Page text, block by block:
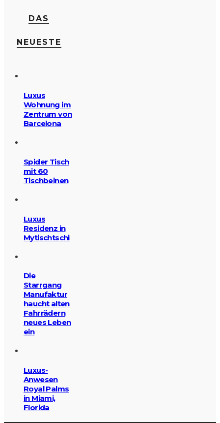
DAS
NEUESTE
Luxus
Wohnung im
Zentrum von
Barcelona
Spider Tisch
mit 60
Tischbeinen
Luxus
Residenz in
Mytischtschi
Die
Starrgang
Manufaktur
haucht alten
Fahrrädern
neues Leben
ein
Luxus-
Anwesen
Royal Palms
in Miami,
Florida